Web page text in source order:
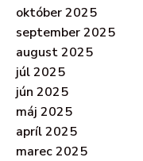
október 2025
september 2025
august 2025
júl 2025
jún 2025
máj 2025
apríl 2025
marec 2025